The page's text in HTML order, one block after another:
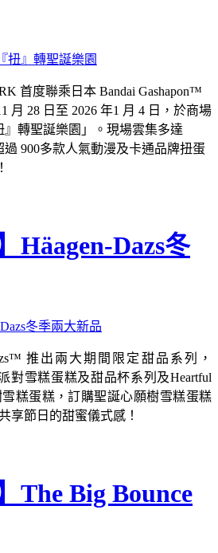
首度聯乘日本 Bandai Gashapon™
月 28 日至 2026 年1 月 4 日，於商場
』轉聖誕樂園」。現場雲集多達
過 900多款人氣動漫及卡通品牌扭蛋
Häagen-Dazs冬
推出兩大期間限定甜品系列，
派對雪糕蛋糕及甜品杯系列及Heartful
雪糕蛋糕，訂購聖誕心願樹雪糕蛋糕
享節日的甜蜜儀式感！
The Big Bounce